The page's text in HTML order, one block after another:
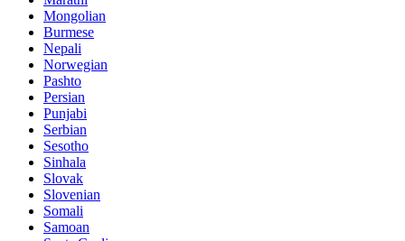
Mongolian
Burmese
Nepali
Norwegian
Pashto
Persian
Punjabi
Serbian
Sesotho
Sinhala
Slovak
Slovenian
Somali
Samoan